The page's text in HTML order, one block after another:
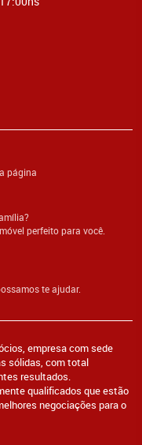
página
perfeito para você.
te ajudar.
empresa com sede
sólidas, com total
resultados.
qualificados que estão
negociações para o